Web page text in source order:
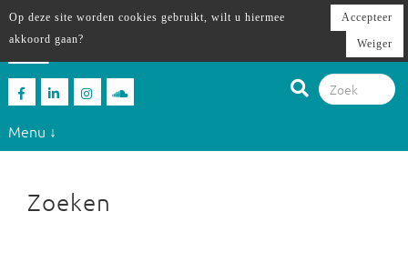
Menu ↓
Zoeken
Op deze site worden cookies gebruikt, wilt u hiermee
akkoord gaan?
Accepteer
Weiger